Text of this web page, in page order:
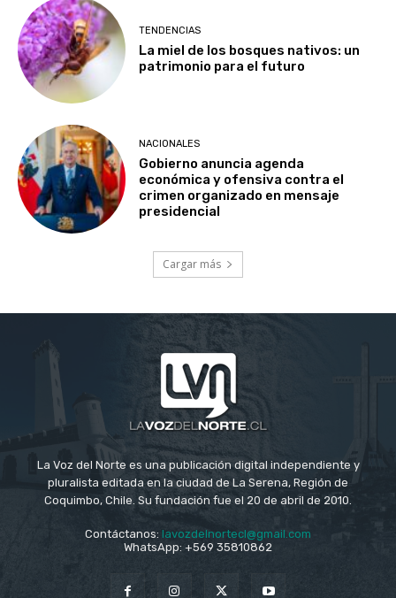
TENDENCIAS
La miel de los bosques nativos: un
patrimonio para el futuro
NACIONALES
Gobierno anuncia agenda
económica y ofensiva contra el
crimen organizado en mensaje
presidencial
Cargar más
La Voz del Norte es una publicación digital independiente y
pluralista editada en la ciudad de La Serena, Región de
Coquimbo, Chile. Su fundación fue el 20 de abril de 2010.
Contáctanos: lavozdelnortecl@gmail.com
WhatsApp: +569 35810862